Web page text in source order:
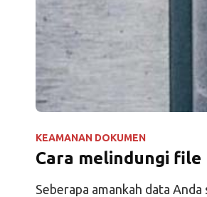
KEAMANAN DOKUMEN
Cara melindungi file
Seberapa amankah data